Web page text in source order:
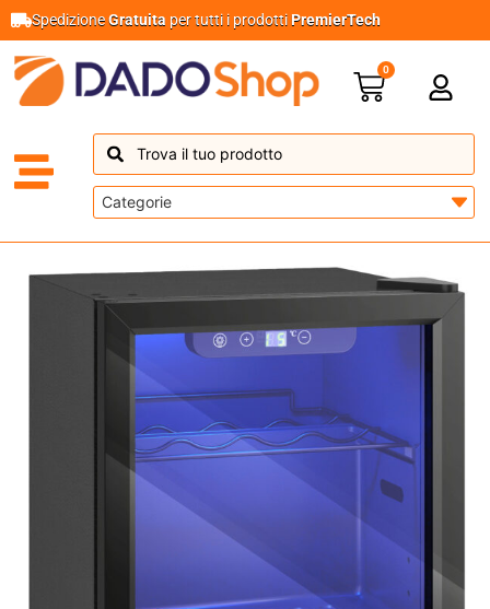
SpedizioneGratuita per tutti i prodottiPremierTech
0